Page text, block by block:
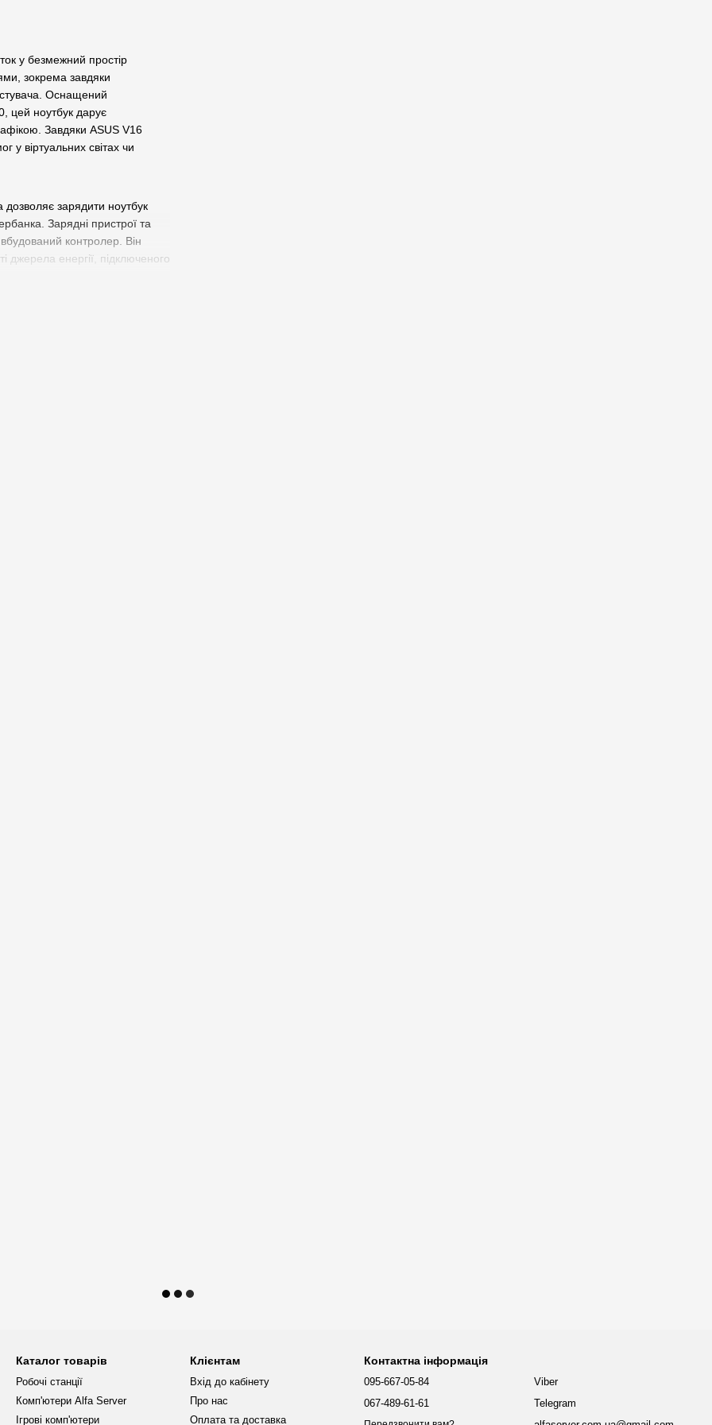
у безмежний простір
зокрема завдяки
Оснащений
цей ноутбук дарує
Завдяки ASUS V16
у віртуальних світах чи
зарядити ноутбук
Зарядні пристрої та
контролер. Він
енергії, підключеного
струмом,
під час швидкого
стандарту США MIL-STD
методів та 26 ретельних
Ці якості, у свою чергу,
ASUS готовий до умов
Каталог товарів
Робочі станції
Комп'ютери Alfa Server
Ігрові комп'ютери
Клієнтам
Вхід до кабінету
Про нас
Оплата та доставка
Контактна інформація
095-667-05-84
067-489-61-61
Viber
Telegram